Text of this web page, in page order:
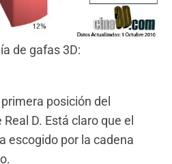
de gafas 3D:
posición del
D. Está claro que el
escogido por la cadena